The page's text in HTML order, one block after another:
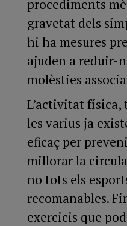
procediments
gravetat dels
hi ha mesures
ajuden a reduir-
molèsties
L’activitat
les varius ja
eficaç per
millorar la
no tots els
recomanables.
exercicis que